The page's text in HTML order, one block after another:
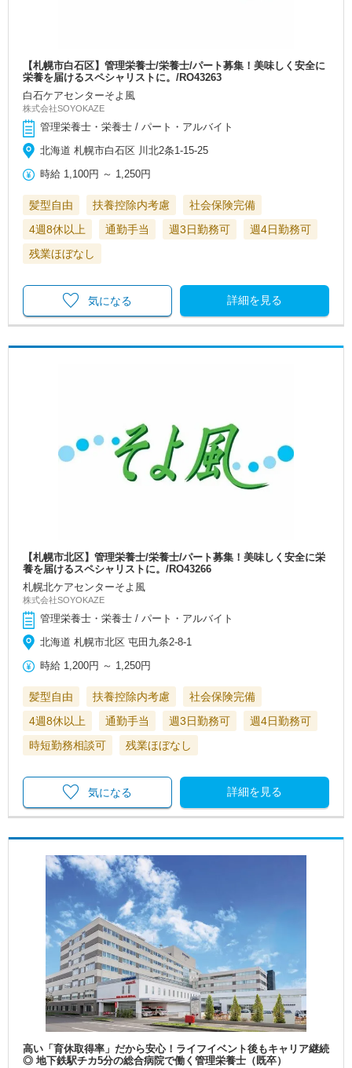
【札幌市白石区】管理栄養士/栄養士/パート募集！美味しく安全に
栄養を届けるスペシャリストに。/RO43263
白石ケアセンターそよ風
株式会社SOYOKAZE
管理栄養士・栄養士 / パート・アルバイト
北海道 札幌市白石区 川北2条1-15-25
時給 1,100円 ～ 1,250円
髪型自由 扶養控除内考慮
社会保険完備
4週8休以上
通勤手当 週3日勤務可
週4日勤務可
残業ほぼなし
詳細を見る
気になる
【札幌市北区】管理栄養士/栄養士/パート募集！美味しく安全に栄
養を届けるスペシャリストに。/RO43266
札幌北ケアセンターそよ風
株式会社SOYOKAZE
管理栄養士・栄養士 / パート・アルバイト
北海道 札幌市北区 屯田九条2-8-1
時給 1,200円 ～ 1,250円
髪型自由 扶養控除内考慮
社会保険完備
4週8休以上
通勤手当 週3日勤務可
週4日勤務可
時短勤務相談可
残業ほぼなし
詳細を見る
気になる
高い「育休取得率」だから安心！ライフイベント後もキャリア継続
◎ 地下鉄駅チカ5分の総合病院で働く管理栄養士（既卒）